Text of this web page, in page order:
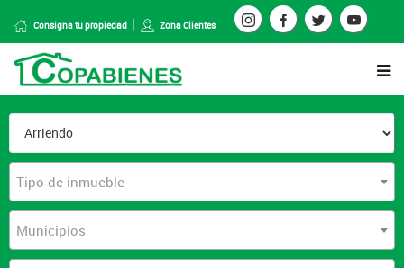
Consigna tu propiedad Zona Clientes
Tipo de inmueble
Municipios